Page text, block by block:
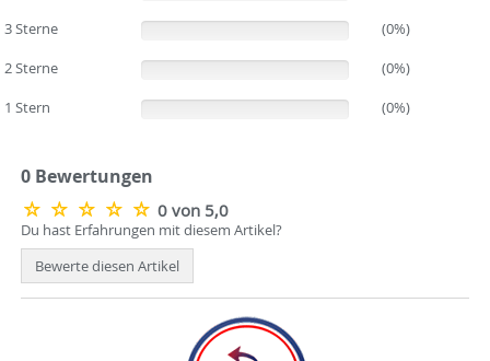
3 Sterne
(0%)
2 Sterne
(0%)
1 Stern
(0%)
0 Bewertungen
0 von 5,0
Du hast Erfahrungen mit diesem Artikel?
Bewerte diesen Artikel